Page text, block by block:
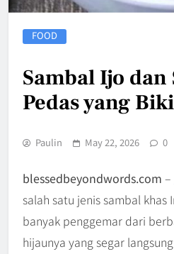
FOOD
Sambal Ijo dan
Pedas yang
Paulin May 22, 2026 0
blessedbeyondwords.com –
salah satu jenis sambal khas
banyak penggemar dari
hijaunya yang segar